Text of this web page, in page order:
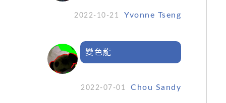
2022-10-21 Yvonne Tseng
變色龍
2022-07-01 Chou Sandy